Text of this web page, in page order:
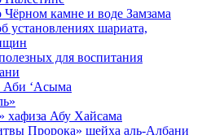
Чёрном камне и воде Замзама
установлениях шариата,
для воспитания
Аби ‘Асыма
хафиза Абу Хайсама
Пророка» шейха аль-Албани